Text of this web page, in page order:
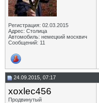
Регистрация: 02.03.2015
Адрес: Столица
Автомобиль: немецкий москвич
Сообщений: 11
24.09.2015, 07:17
xoxlec456
Продвинутый